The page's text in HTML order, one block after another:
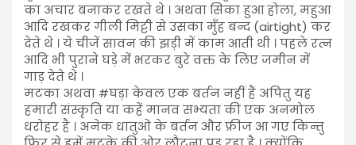
का अचार बनाकर रखते थे । अथवा सिका हुआ होला, महुआ
आदि रखकर गीली मिट्टी से उसका मुँह बन्द (airtight) कर
देते थे । ये चीजें सावन की झड़ी में काम आती थी । पहले रत्न
आदि भी पुराने घड़े में भरकर बुरे वक्त के लिए जमीन में
गाड़ देते थे ।
मटका अथवा #घड़ा केवल एक बर्तन नहीं हैं अपितु यह
हमारी संस्कृति या कहें मानव सभ्यता की एक अनमोल
धरोहर है । अनेक धातुओं के बर्तन और फ्रीज आ गए किन्तु